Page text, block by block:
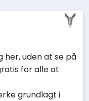
her, uden at se på
for alle at
grundlagt i